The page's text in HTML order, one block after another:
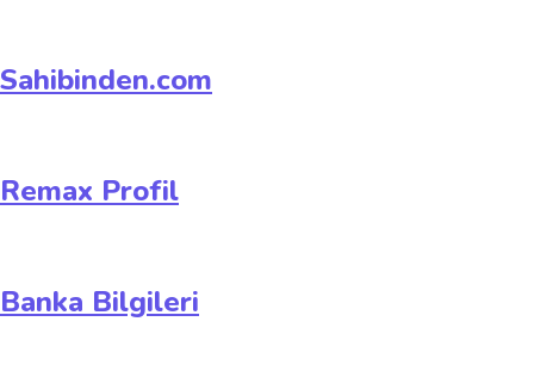
Sahibinden.com
Remax Profil
Banka Bilgileri